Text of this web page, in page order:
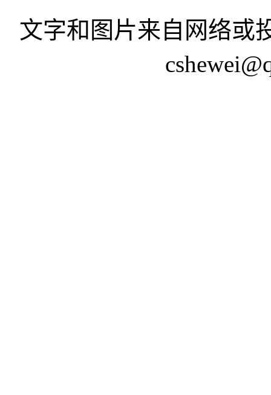
文字和图片来自网络或